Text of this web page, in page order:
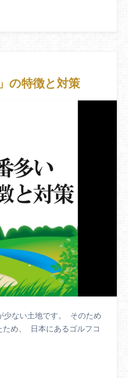
の特徴と対策
少ない土地です。 そのため
ため、 日本にあるゴルフコ